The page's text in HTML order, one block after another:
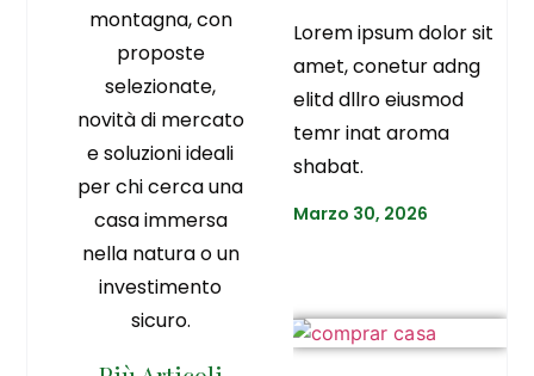
montagna, con
proposte
selezionate,
novità di mercato
e soluzioni ideali
per chi cerca una
casa immersa
nella natura o un
investimento
sicuro.
Lorem ipsum dolor sit
amet, conetur adng
elitd dllro eiusmod
temr inat aroma
shabat.
Marzo 30, 2026